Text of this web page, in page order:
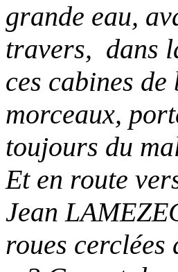
grande eau,
travers, dans
ces cabines
morceaux,
toujours du
Et en route
Jean
roues cerclées